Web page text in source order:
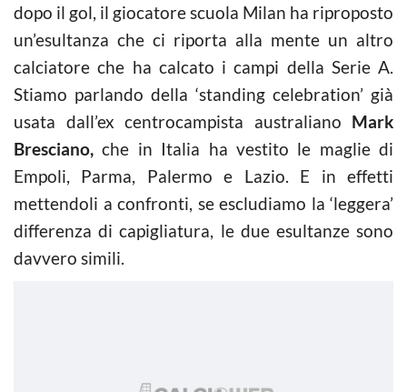
dopo il gol, il giocatore scuola Milan ha riproposto
un’esultanza che ci riporta alla mente un altro
calciatore che ha calcato i campi della Serie A.
Stiamo parlando della ‘standing celebration’ già
usata dall’ex centrocampista australiano Mark
Bresciano, che in Italia ha vestito le maglie di
Empoli, Parma, Palermo e Lazio. E in effetti
mettendoli a confronti, se escludiamo la ‘leggera’
differenza di capigliatura, le due esultanze sono
davvero simili.